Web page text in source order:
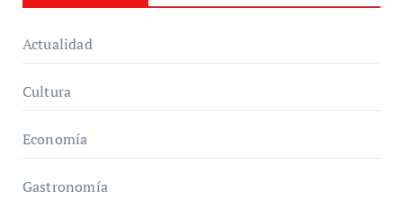
Actualidad
Cultura
Economía
Gastronomía